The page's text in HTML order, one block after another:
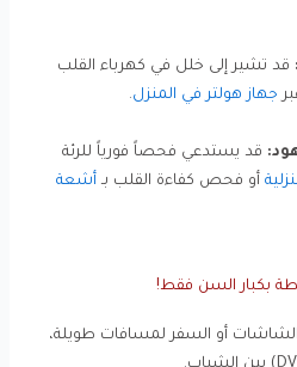
قد تشير إلى خلل في كهرباء القلب
جهاز هولتر في المنزل.
قد يستدعي فحصاً فورياً للرئة
أو فحص كفاءة القلب بـ أشعة
أو السفر لمسافات طويلة،